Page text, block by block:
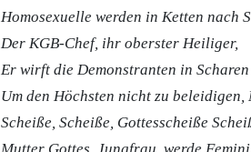
Homosexuelle werden in Ketten nach
Der KGB-Chef, ihr oberster Heiliger,
Er wirft die Demonstranten in
Um den Höchsten nicht zu
Scheiße, Scheiße, Gottesscheiße